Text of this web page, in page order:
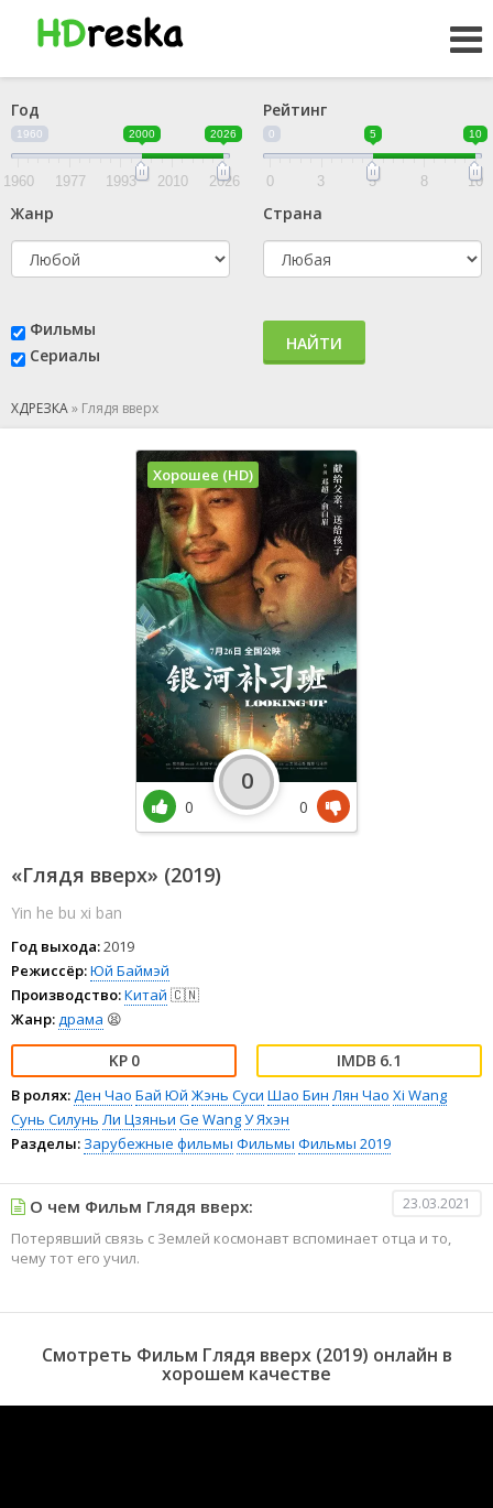
Год
1960 2000 2026
1960 1977 1993 2010 2026
Рейтинг
0 5 10
0 3 5 8 10
Жанр Страна
Фильмы
Сериалы
НАЙТИ
ХДРЕЗКА» Глядя вверх
«Глядя вверх» (2019)
Yin he bu xi ban
Год выхода:2019
Режиссёр:Юй Баймэй
Производство:Китай 🇨🇳
Жанр: драма 😫
0 6.1
В ролях: Ден Чао Бай Юй Жэнь Суси Шао Бин Лян Чао Xi Wang
Сунь Силунь Ли Цзяньи Ge WangУ Яхэн
Разделы: Зарубежные фильмы Фильмы Фильмы 2019
Хорошее (HD)
0
0
0
О чем Фильм Глядя вверх: 23.03.2021
Потерявший связь с Землей космонавт вспоминает отца и то,
чему тот его учил.
Смотреть Фильм Глядя вверх (2019) онлайн в
хорошем качестве